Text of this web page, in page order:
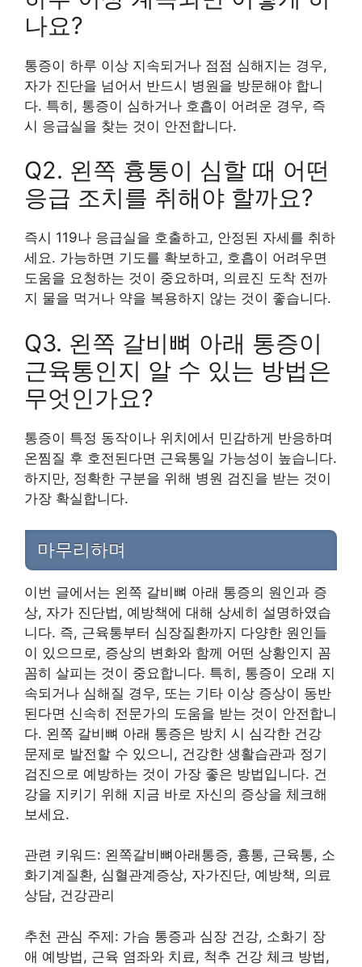
나요?
통증이 하루 이상 지속되거나 점점 심해지는 경우,
자가 진단을 넘어서 반드시 병원을 방문해야 합니
다. 특히, 통증이 심하거나 호흡이 어려운 경우, 즉
시 응급실을 찾는 것이 안전합니다.
Q2. 왼쪽 흉통이 심할 때 어떤
응급 조치를 취해야 할까요?
즉시 119나 응급실을 호출하고, 안정된 자세를 취하
세요. 가능하면 기도를 확보하고, 호흡이 어려우면
도움을 요청하는 것이 중요하며, 의료진 도착 전까
지 물을 먹거나 약을 복용하지 않는 것이 좋습니다.
Q3. 왼쪽 갈비뼈 아래 통증이
근육통인지 알 수 있는 방법은
무엇인가요?
통증이 특정 동작이나 위치에서 민감하게 반응하며
온찜질 후 호전된다면 근육통일 가능성이 높습니다.
하지만, 정확한 구분을 위해 병원 검진을 받는 것이
가장 확실합니다.
마무리하며
이번 글에서는 왼쪽 갈비뼈 아래 통증의 원인과 증
상, 자가 진단법, 예방책에 대해 상세히 설명하였습
니다. 즉, 근육통부터 심장질환까지 다양한 원인들
이 있으므로, 증상의 변화와 함께 어떤 상황인지 꼼
꼼히 살피는 것이 중요합니다. 특히, 통증이 오래 지
속되거나 심해질 경우, 또는 기타 이상 증상이 동반
된다면 신속히 전문가의 도움을 받는 것이 안전합니
다. 왼쪽 갈비뼈 아래 통증은 방치 시 심각한 건강
문제로 발전할 수 있으니, 건강한 생활습관과 정기
검진으로 예방하는 것이 가장 좋은 방법입니다. 건
강을 지키기 위해 지금 바로 자신의 증상을 체크해
보세요.
관련 키워드: 왼쪽갈비뼈아래통증, 흉통, 근육통, 소
화기계질환, 심혈관계증상, 자가진단, 예방책, 의료
상담, 건강관리
추천 관심 주제: 가슴 통증과 심장 건강, 소화기 장
애 예방법, 근육 염좌와 치료, 척추 건강 체크 방법,